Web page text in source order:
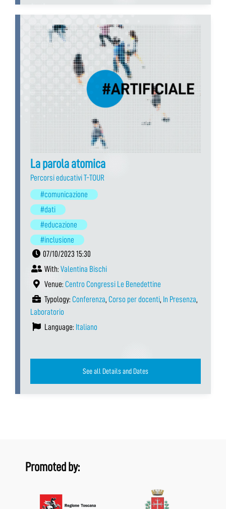
La parola atomica
Percorsi educativi T-TOUR
#comunicazione
#dati
#educazione
#inclusione
07/10/2023 15:30
With: Valentina Bischi
Venue: Centro Congressi Le Benedettine
Typology: Conferenza, Corso per docenti, In Presenza,
Laboratorio
Language: Italiano
See all Details and Dates
Promoted by: